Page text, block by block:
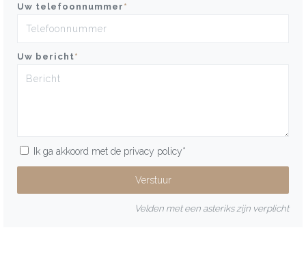
Uw telefoonnummer *
Uw bericht*
Ik ga akkoord met de privacy policy*
Velden met een asteriks zijn verplicht